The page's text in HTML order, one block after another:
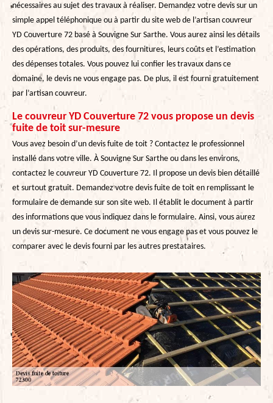
nécessaires au sujet des travaux à réaliser. Demandez votre devis sur un
simple appel téléphonique ou à partir du site web de l’artisan couvreur
YD Couverture 72 basé à Souvigne Sur Sarthe. Vous aurez ainsi les détails
des opérations, des produits, des fournitures, leurs coûts et l’estimation
des dépenses totales. Vous pouvez lui confier les travaux dans ce
domaine, le devis ne vous engage pas. De plus, il est fourni gratuitement
par l’artisan couvreur.
Le couvreur YD Couverture 72 vous propose un devis
fuite de toit sur-mesure
Vous avez besoin d’un devis fuite de toit ? Contactez le professionnel
installé dans votre ville. À Souvigne Sur Sarthe ou dans les environs,
contactez le couvreur YD Couverture 72. Il propose un devis bien détaillé
et surtout gratuit. Demandez votre devis fuite de toit en remplissant le
formulaire de demande sur son site web. Il établit le document à partir
des informations que vous indiquez dans le formulaire. Ainsi, vous aurez
un devis sur-mesure. Ce document ne vous engage pas et vous pouvez le
comparer avec le devis fourni par les autres prestataires.